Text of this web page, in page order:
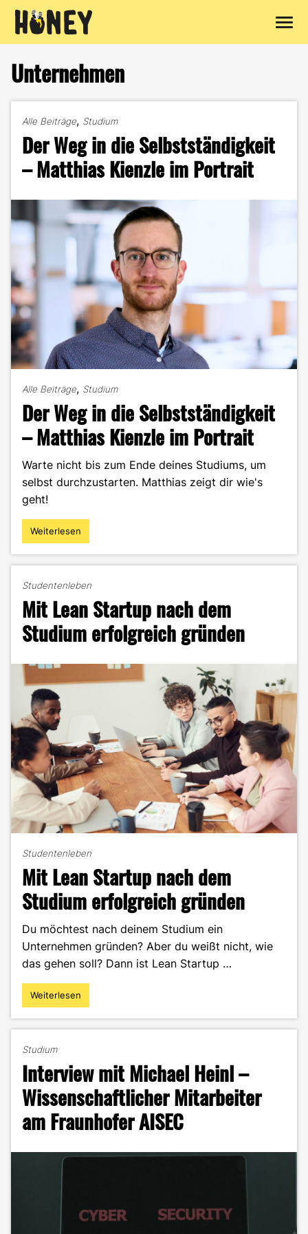
Inhalt
springen
Unternehmen
Alle Beiträge, Studium
Der Weg in die Selbstständigkeit
– Matthias Kienzle im Portrait
Alle Beiträge, Studium
Der Weg in die Selbstständigkeit
– Matthias Kienzle im Portrait
Warte nicht bis zum Ende deines Studiums, um
selbst durchzustarten. Matthias zeigt dir wie's
geht!
"Der
Weg
Selbstständigkeit
–
Matthias
Kienzle
Portrait"
Weiterlesen
Studentenleben
Mit Lean Startup nach dem
Studium erfolgreich gründen
Studentenleben
Mit Lean Startup nach dem
Studium erfolgreich gründen
Du möchtest nach deinem Studium ein
Unternehmen gründen? Aber du weißt nicht, wie
das gehen soll? Dann ist Lean Startup …
"Mit
Lean
dem
Studium
erfolgreich
gründen"
Weiterlesen
Studium
Interview mit Michael Heinl –
Wissenschaftlicher Mitarbeiter
am Fraunhofer AISEC